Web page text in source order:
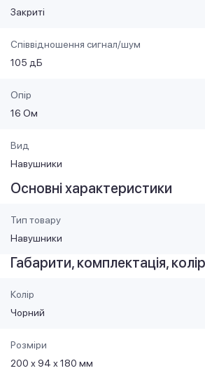
Закриті
Співвідношення сигнал/шум
105 дБ
Опір
16 Ом
Вид
Навушники
Основні характеристики
Тип товару
Навушники
Габарити, комплектація, колір
Колір
Чорний
Розміри
200 х 94 х 180 мм